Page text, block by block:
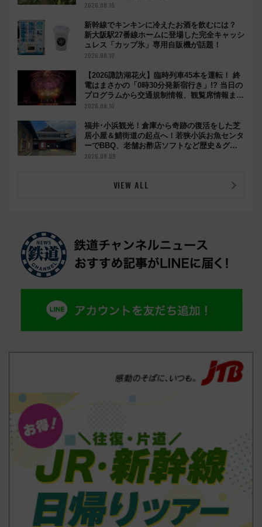
2026.08.10
新幹線でキンキンに冷えたお酒を飲むには？
新大阪駅27番線ホームに登場した完全キャッシ
ュレス「カップ氷」専用自販機が話題！
2026.08.10
【2026諏訪湖花火】臨時列車45本を運転！ 終
電はまさかの「0時30分発新宿行き」!? 当日の
プログラムから交通規制情報、観覧席情報まで
徹底解説
2026.08.10
福井･小浜観光！倉庫から奇跡の復活をした芝
居小屋＆鯖街道の起点へ！若狭小浜お魚センタ
ーでBBQ、老舗お酢店ソフトなど歴史＆グル
メ散歩
2026.08.09
VIEW ALL